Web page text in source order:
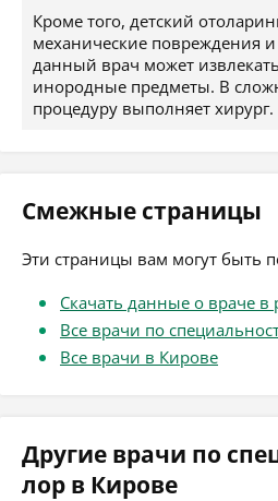
Кроме того, детский
механические повреждения
данный врач может
инородные предметы. В
процедуру выполняет хирург.
Смежные страницы
Эти страницы вам могут быть
Скачать данные о враче в
Все врачи по
Все врачи в Кирове
Другие врачи по
лор в Кирове